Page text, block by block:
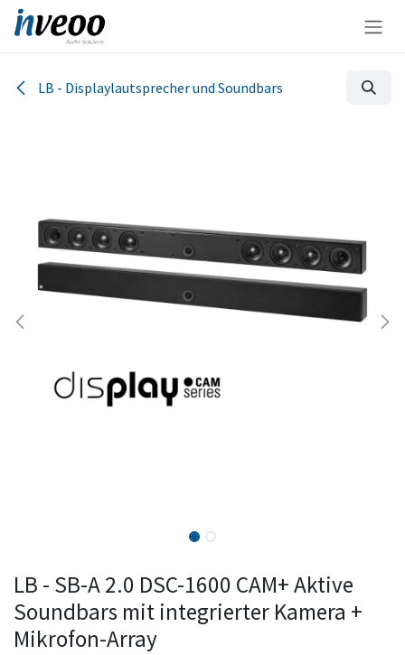
Zum Inhalt springen
LB - Displaylautsprecher und Soundbars
LB - SB-A 2.0 DSC-1600 CAM+ Aktive
Soundbars mit integrierter Kamera +
Mikrofon-Array